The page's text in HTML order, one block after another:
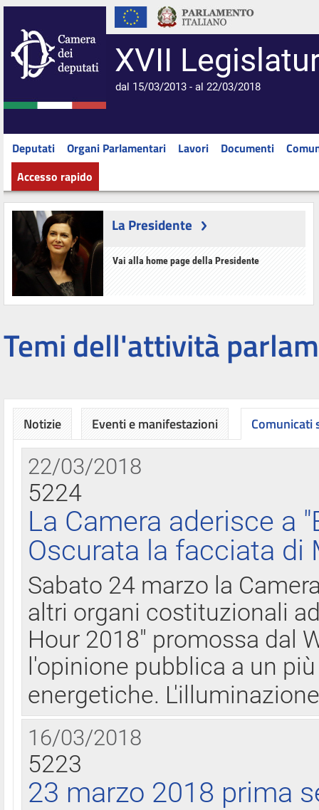
XVII
dal 15/03/2013 - al 22/03/2018
Deputati Organi Parlamentari Lavori Documenti
Accesso rapido
La Presidente
Vai alla home page della Presidente
Temi dell'attività
Notizie Eventi e manifestazioni Comunicati
22/03/2018
5224
La Camera aderisce a
Oscurata la facciata di
Sabato 24 marzo la
altri organi costituzionali
Hour 2018" promossa dal
l'opinione pubblica a un
energetiche.
16/03/2018
5223
23 marzo 2018 prima